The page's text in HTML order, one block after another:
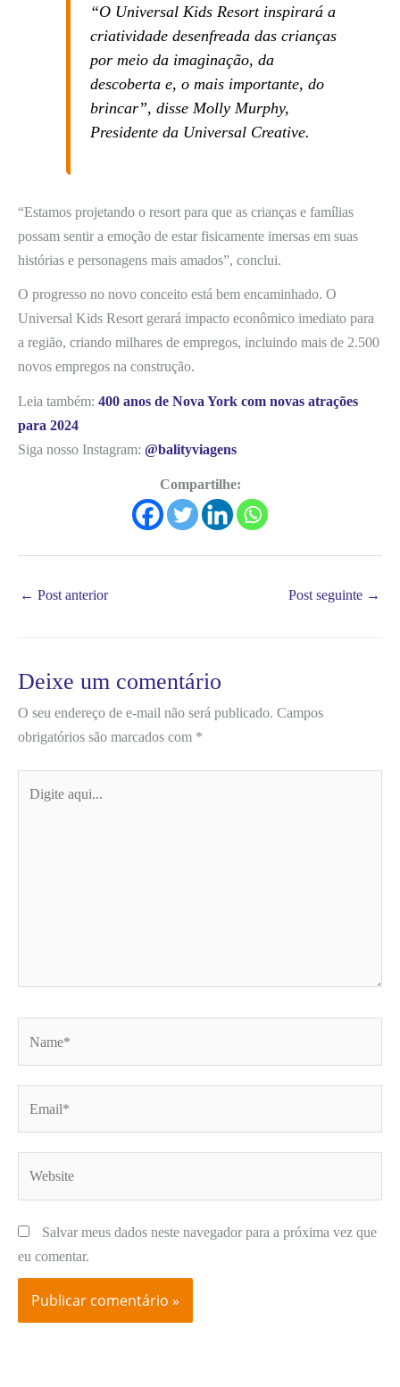
“O Universal Kids Resort inspirará a
criatividade desenfreada das crianças
por meio da imaginação, da
descoberta e, o mais importante, do
brincar”, disse Molly Murphy,
Presidente da Universal Creative.
“Estamos projetando o resort para que as crianças e famílias
possam sentir a emoção de estar fisicamente imersas em suas
histórias e personagens mais amados”, conclui.
O progresso no novo conceito está bem encaminhado. O
Universal Kids Resort gerará impacto econômico imediato para
a região, criando milhares de empregos, incluindo mais de 2.500
novos empregos na construção.
Leia também: 400 anos de Nova York com novas atrações
para 2024
Siga nosso Instagram: @balityviagens
Compartilhe:
← Post anterior Post seguinte →
Deixe um comentário
O seu endereço de e-mail não será publicado. Campos
obrigatórios são marcados com *
aqui...
Salvar meus dados neste navegador para a próxima vez que
eu comentar.